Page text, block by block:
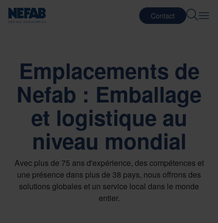
Contact
Emplacements de
Nefab : Emballage
et logistique au
niveau mondial
Avec plus de 75 ans d'expérience, des compétences et
une présence dans plus de 38 pays, nous offrons des
solutions globales et un service local dans le monde
entier.